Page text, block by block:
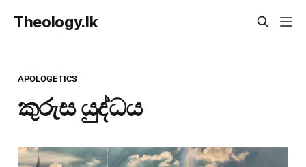
Theology.lk
APOLOGETICS
කුරුස යුද්ධය